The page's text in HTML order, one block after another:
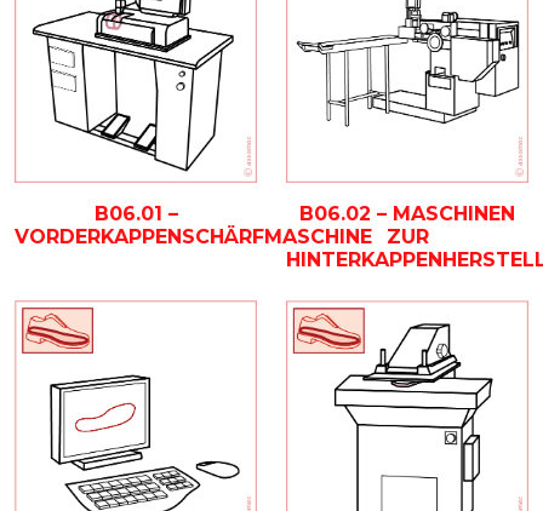
B06.01 –
VORDERKAPPENSCHÄRFMASCHINE
B06.02 – MASCHINEN
ZUR